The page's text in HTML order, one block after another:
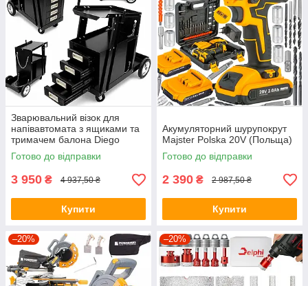
Зварювальний візок для
напівавтомата з ящиками та
тримачем балона Diego
Готово до відправки
3 950 ₴ 4 937,50 ₴
Купити
Акумуляторний шурупокрут
Majster Polska 20V (Польща)
Готово до відправки
2 390 ₴ 2 987,50 ₴
Купити
–20% –20%